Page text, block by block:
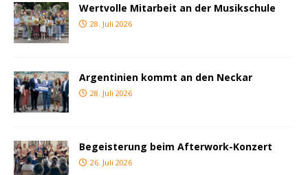
Wertvolle Mitarbeit an der Musikschule
28. Juli 2026
Argentinien kommt an den Neckar
28. Juli 2026
Begeisterung beim Afterwork-Konzert
26. Juli 2026